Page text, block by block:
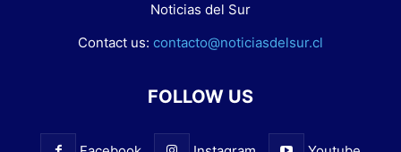
Noticias del Sur
Contact us: contacto@noticiasdelsur.cl
FOLLOW US